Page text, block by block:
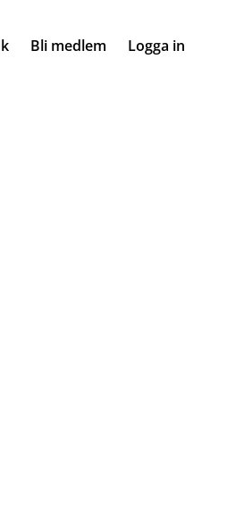
Bli medlem Logga in